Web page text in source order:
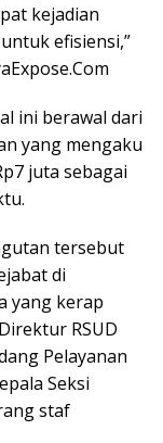
kejadian
efisiensi,”
ini berawal dari
yang mengaku
juta sebagai
tersebut
di
yang kerap
RSUD
Pelayanan
Seksi
staf